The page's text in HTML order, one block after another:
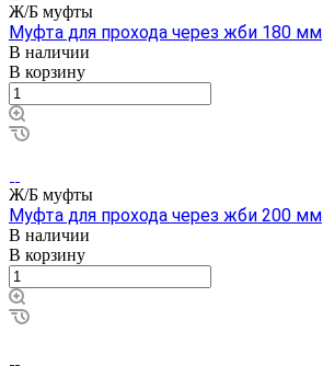
Ж/Б муфты
Муфта для прохода через жби 180 мм
В наличии
В корзину
Ж/Б муфты
Муфта для прохода через жби 200 мм
В наличии
В корзину